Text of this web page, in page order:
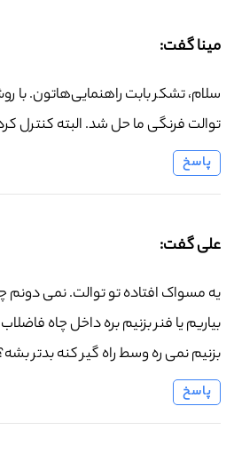
مینا گفت:
سلام، تشکر بابت راهنمایی‌هاتون.
توالت فرنگی ما حل شد. البته کنترل
پاسخ
علی گفت:
یه مسواک افتاده تو توالت. نمی دونم
بیاریم یا فنر بزنیم بره داخل چاه
بزنیم نمی ره وسط راه گیر کنه بدتر
پاسخ